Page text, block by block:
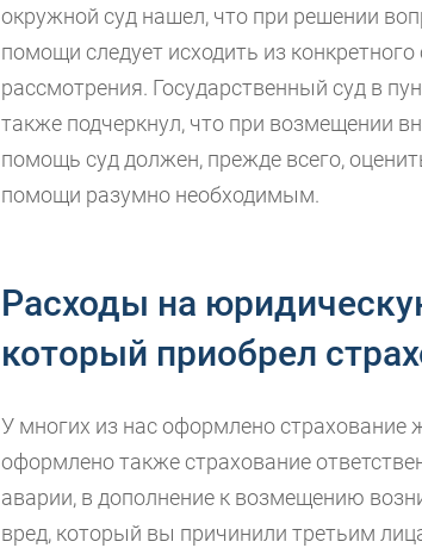
окружной суд нашел, что при решении
помощи следует исходить из
рассмотрения. Государственный суд в
также подчеркнул, что при возмещении
помощь суд должен, прежде всего,
помощи разумно необходимым.
Расходы на
который приобрел
У многих из нас оформлено страхование
оформлено также страхование
аварии, в дополнение к возмещению
вред, который вы причинили третьим